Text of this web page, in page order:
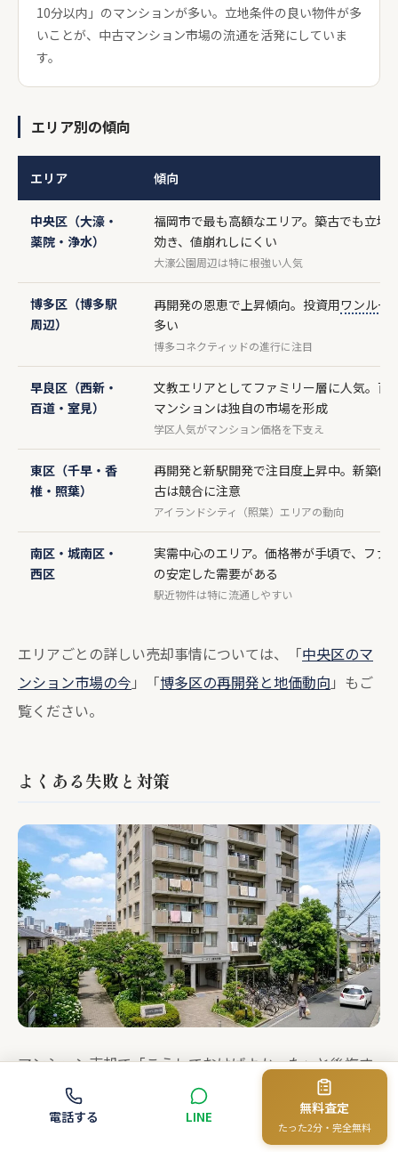
10分以内」のマンションが多い。立地条件の良い物件が多
いことが、中古マンション市場の流通を活発にしていま
す。
エリア別の傾向
エリア 傾向
中央区（大濠・
薬院・浄水）
福岡市で最も高額なエリア。築古でも立地
効き、値崩れしにくい
大濠公園周辺は特に根強い人気
博多区（博多駅
周辺）
再開発の恩恵で上昇傾向。投資用ワンルー
多い
博多コネクティッドの進行に注目
早良区（西新・
百道・室見）
文教エリアとしてファミリー層に人気。百
マンションは独自の市場を形成
学区人気がマンション価格を下支え
東区（千早・香
椎・照葉）
再開発と新駅開発で注目度上昇中。新築供
古は競合に注意
アイランドシティ（照葉）エリアの動向
南区・城南区・
西区
実需中心のエリア。価格帯が手頃で、ファ
の安定した需要がある
駅近物件は特に流通しやすい
エリアごとの詳しい売却事情については、「中央区のマ
ンション市場の今 」「博多区の再開発と地価動向 」もご
覧ください。
よくある失敗と対策
マンション売却で「こうしておけばよかった」と後悔す
るパターンには、共通点があります。事前に知っておく
ことで避けられる失敗を5つ紹介します。
電話する LINE 無料査定
たった2分・完全無料